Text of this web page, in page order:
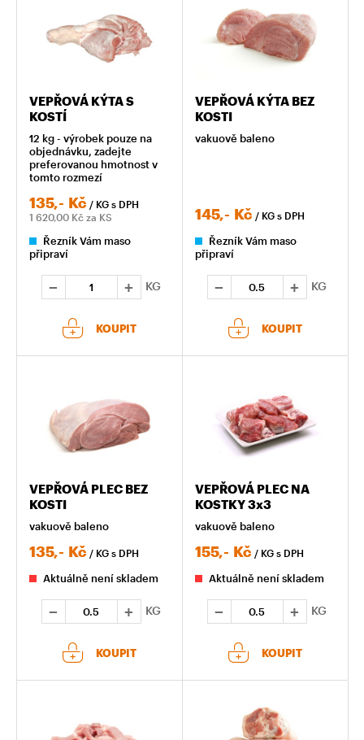
VEPŘOVÁ KÝTA S
KOSTÍ
12 kg - výrobek pouze na
objednávku, zadejte
preferovanou hmotnost v
tomto rozmezí
135,- Kč / KG s DPH
1 620,00 Kč za KS
Řezník Vám maso
připraví
KG
KOUPIT
VEPŘOVÁ KÝTA BEZ
KOSTI
vakuově baleno
145,- Kč / KG s DPH
Řezník Vám maso
připraví
KG
KOUPIT
VEPŘOVÁ PLEC BEZ
KOSTI
vakuově baleno
135,- Kč / KG s DPH
Aktuálně není skladem
KG
KOUPIT
VEPŘOVÁ PLEC NA
KOSTKY 3x3
vakuově baleno
155,- Kč / KG s DPH
Aktuálně není skladem
KG
KOUPIT